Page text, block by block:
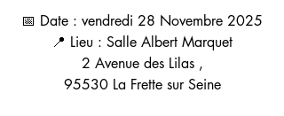
📅 Date : vendredi 28 Novembre 2025
📍 Lieu : Salle Albert Marquet
2 Avenue des Lilas ,
95530 La Frette sur Seine